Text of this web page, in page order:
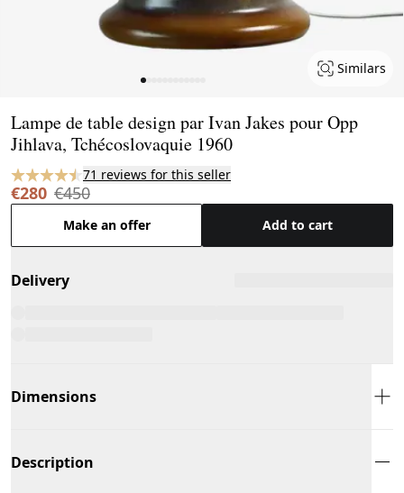
Similars
Lampe de table design par Ivan Jakes pour Opp
Jihlava, Tchécoslovaquie 1960
71 reviews for this seller
€280 €450
Make an offer Add to cart
Delivery
Dimensions
Description